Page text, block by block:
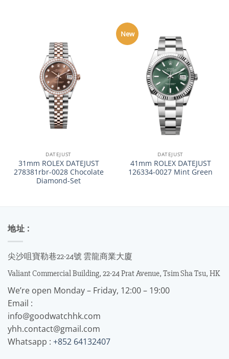
DATEJUST
31mm ROLEX DATEJUST
278381rbr-0028 Chocolate
Diamond-Set
New
DATEJUST
41mm ROLEX DATEJUST
126334-0027 Mint Green
地址 :
尖沙咀寶勒巷22-24號 雲龍商業大廈
Valiant Commercial Building, 22-24 Prat Avenue, Tsim Sha Tsu, HK
We’re open Monday – Friday, 12:00 – 19:00
Email :
info@goodwatchhk.com
yhh.contact@gmail.com
Whatsapp : +852 64132407